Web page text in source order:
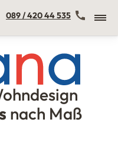
nach Maß
089 / 420 44 535